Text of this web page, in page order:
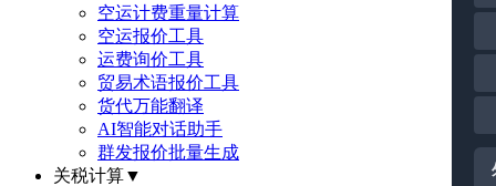
空运计费重量计算
空运报价工具
运费询价工具
贸易术语报价工具
货代万能翻译
AI智能对话助手
群发报价批量生成
关税计算▼